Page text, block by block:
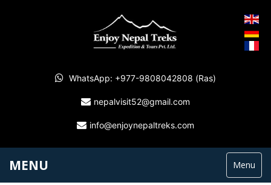
WhatsApp: +977-9808042808 (Ras)
nepalvisit52@gmail.com
info@enjoynepaltreks.com
MENU Menu